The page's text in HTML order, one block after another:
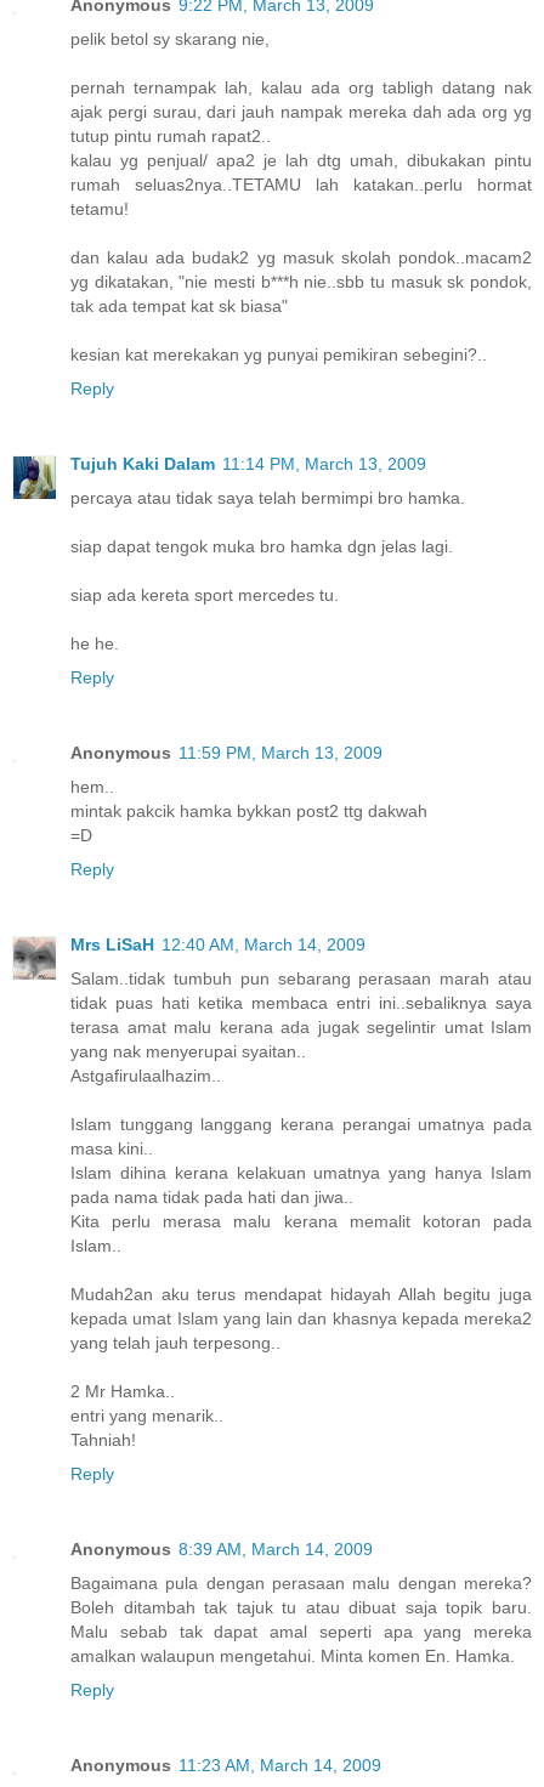
Anonymous 9:22 PM, March 13, 2009
pelik betol sy skarang nie,
pernah ternampak lah, kalau ada org tabligh datang nak
ajak pergi surau, dari jauh nampak mereka dah ada org yg
tutup pintu rumah rapat2..
kalau yg penjual/ apa2 je lah dtg umah, dibukakan pintu
rumah seluas2nya..TETAMU lah katakan..perlu hormat
tetamu!
dan kalau ada budak2 yg masuk skolah pondok..macam2
yg dikatakan, "nie mesti b***h nie..sbb tu masuk sk pondok,
tak ada tempat kat sk biasa"
kesian kat merekakan yg punyai pemikiran sebegini?..
Reply
Tujuh Kaki Dalam 11:14 PM, March 13, 2009
percaya atau tidak saya telah bermimpi bro hamka.
siap dapat tengok muka bro hamka dgn jelas lagi.
siap ada kereta sport mercedes tu.
he he.
Reply
Anonymous 11:59 PM, March 13, 2009
hem..
mintak pakcik hamka bykkan post2 ttg dakwah
=D
Reply
Mrs LiSaH 12:40 AM, March 14, 2009
Salam..tidak tumbuh pun sebarang perasaan marah atau
tidak puas hati ketika membaca entri ini..sebaliknya saya
terasa amat malu kerana ada jugak segelintir umat Islam
yang nak menyerupai syaitan..
Astgafirulaalhazim..
Islam tunggang langgang kerana perangai umatnya pada
masa kini..
Islam dihina kerana kelakuan umatnya yang hanya Islam
pada nama tidak pada hati dan jiwa..
Kita perlu merasa malu kerana memalit kotoran pada
Islam..
Mudah2an aku terus mendapat hidayah Allah begitu juga
kepada umat Islam yang lain dan khasnya kepada mereka2
yang telah jauh terpesong..
2 Mr Hamka..
entri yang menarik..
Tahniah!
Reply
Anonymous 8:39 AM, March 14, 2009
Bagaimana pula dengan perasaan malu dengan mereka?
Boleh ditambah tak tajuk tu atau dibuat saja topik baru.
Malu sebab tak dapat amal seperti apa yang mereka
amalkan walaupun mengetahui. Minta komen En. Hamka.
Reply
Anonymous 11:23 AM, March 14, 2009